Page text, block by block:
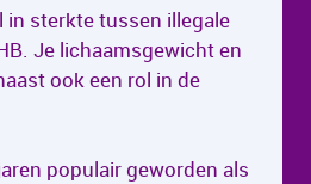
in sterkte tussen illegale
Je lichaamsgewicht en
ook een rol in de
populair geworden als